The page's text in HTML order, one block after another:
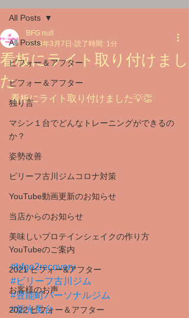
All Posts
ビフォー＆アフター
ビフォー＆アフター
独り言
マシン１台でどんなトレーニングができるの
か？
姿勢改善
ビリーフ古川ジムコロナ対策
YouTube動画更新のお知らせ
当店からのお知らせ
美味しいプロテインシェイクの作り方
YouTubeのご案内
2021 ビフォー&アフター
お客様のお声
2022 ビフォー＆アフター
All Posts
看板にライト取り付けまし
た
BFG null
2023年3月7日 読了時間: 1分
看板にライト取り付けました💡👏
#bfgo2recovery
#ビリーフ古川ジム
#豊能町パーソナルジム
#新光風台